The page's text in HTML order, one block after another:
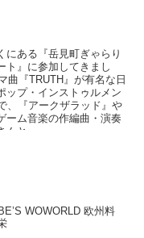
にある『岳見町ぎゃらり
ト』に参加してきまし
曲『TRUTH』が有名な日
ップ・インストゥルメン
、『アークザラッド』や
ーム音楽の作編曲・演奏
んと
WOWORLD 欧州料